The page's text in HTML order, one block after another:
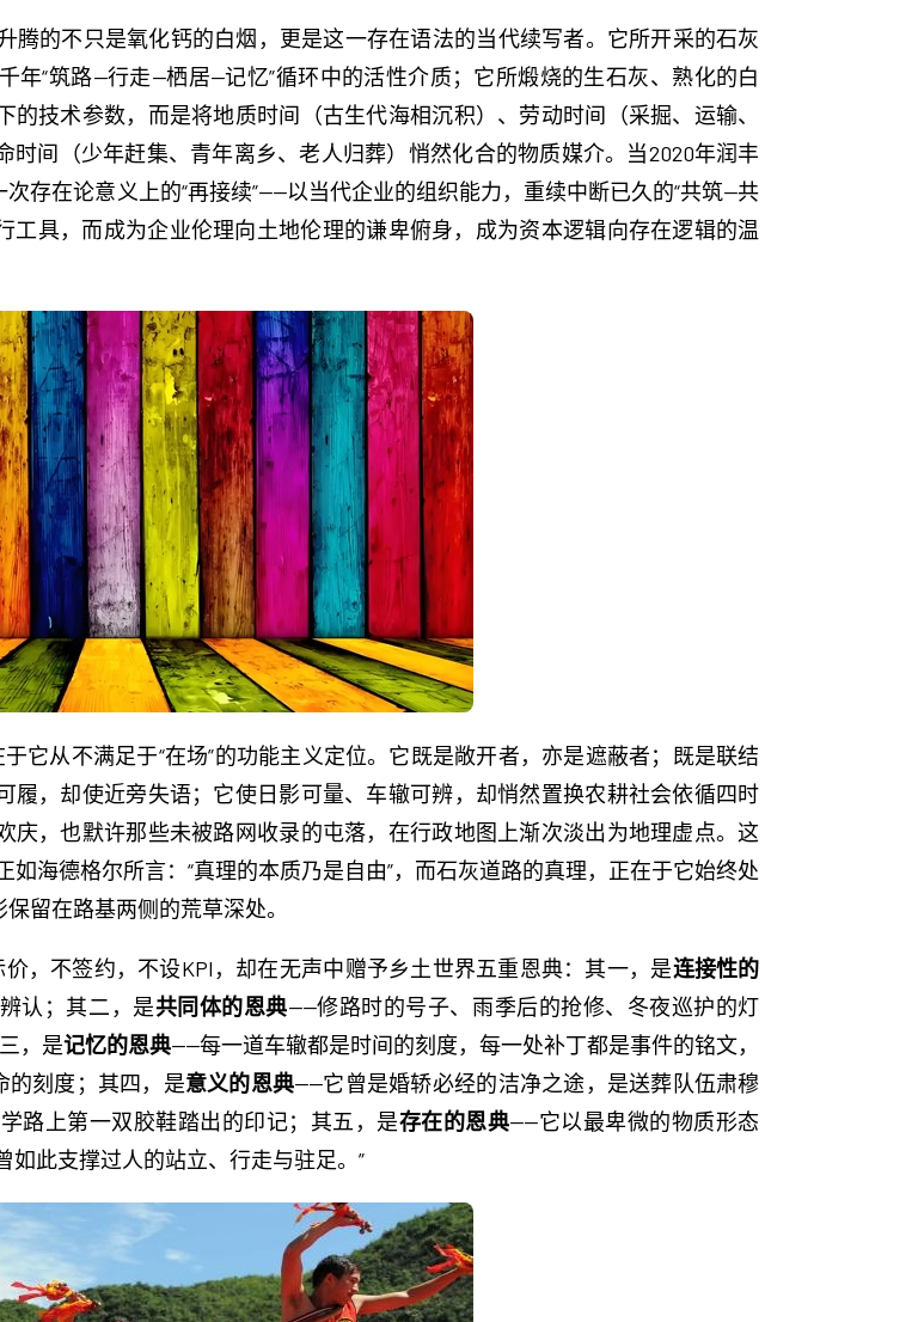
腾的不只是氧化钙的白烟，更是这一存在语法的当代续写者。它所开采的石灰
“筑路—行走—栖居—记忆”循环中的活性介质；它所煅烧的生石灰、熟化的白
技术参数，而是将地质时间（古生代海相沉积）、劳动时间（采掘、运输、
间（少年赶集、青年离乡、老人归葬）悄然化合的物质媒介。当2020年润丰
存在论意义上的“再接续”——以当代企业的组织能力，重续中断已久的“共筑—共
具，而成为企业伦理向土地伦理的谦卑俯身，成为资本逻辑向存在逻辑的温
它从不满足于“在场”的功能主义定位。它既是敞开者，亦是遮蔽者；既是联结
，却使近旁失语；它使日影可量、车辙可辨，却悄然置换农耕社会依循四时
，也默许那些未被路网收录的屯落，在行政地图上渐次淡出为地理虚点。这
海德格尔所言：“真理的本质乃是自由”，而石灰道路的真理，正在于它始终处
留在路基两侧的荒草深处。
，不签约，不设KPI，却在无声中赠予乡土世界五重恩典：其一，是连接性的
认；其二，是共同体的恩典——修路时的号子、雨季后的抢修、冬夜巡护的灯
，是记忆的恩典——每一道车辙都是时间的刻度，每一处补丁都是事件的铭文，
的刻度；其四，是意义的恩典——它曾是婚轿必经的洁净之途，是送葬队伍肃穆
路上第一双胶鞋踏出的印记；其五，是存在的恩典——它以最卑微的物质形态
如此支撑过人的站立、行走与驻足。”